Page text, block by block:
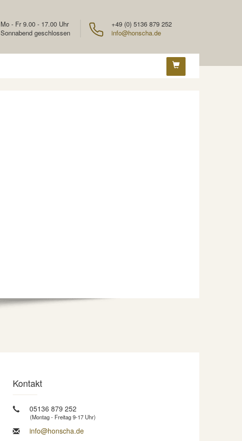
+49 (0) 5136 879 252
info@honscha.de
Mo - Fr 9.00 - 17.00 Uhr
Sonnabend geschlossen
Kontakt
05136 879 252
(Montag - Freitag 9-17 Uhr)
info@honscha.de